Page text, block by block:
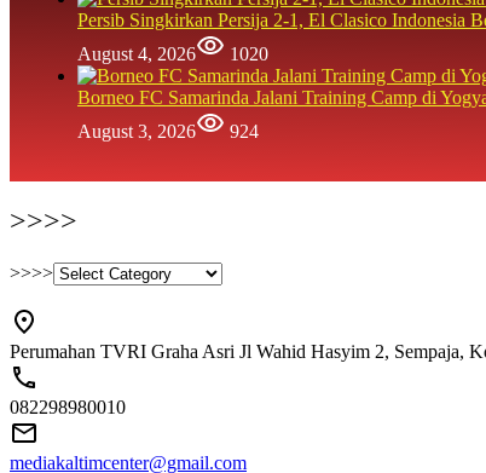
Persib Singkirkan Persija 2-1, El Clasico Indonesia
August 4, 2026
1020
Borneo FC Samarinda Jalani Training Camp di
August 3, 2026
924
>>>>
>>>>
Perumahan TVRI Graha Asri Jl Wahid Hasyim 2, Sempaja,
082298980010
mediakaltimcenter@gmail.com